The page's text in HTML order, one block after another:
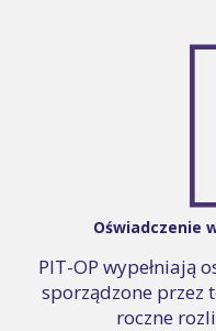
Oświadczenie
PIT-OP wypełniają
sporządzone przez
roczne